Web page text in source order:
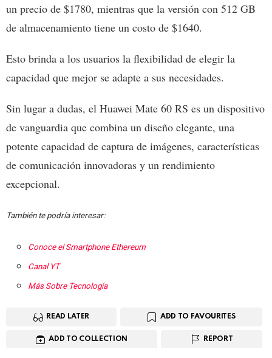
un precio de $1780, mientras que la versión con 512 GB
de almacenamiento tiene un costo de $1640.
Esto brinda a los usuarios la flexibilidad de elegir la
capacidad que mejor se adapte a sus necesidades.
Sin lugar a dudas, el Huawei Mate 60 RS es un dispositivo
de vanguardia que combina un diseño elegante, una
potente capacidad de captura de imágenes, características
de comunicación innovadoras y un rendimiento
excepcional.
También te podría interesar:
Conoce el Smartphone Ethereum
Canal YT
Más Sobre Tecnología
READ LATER ADD TO FAVOURITES
ADD TO COLLECTION REPORT